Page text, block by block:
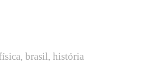
brasil, história